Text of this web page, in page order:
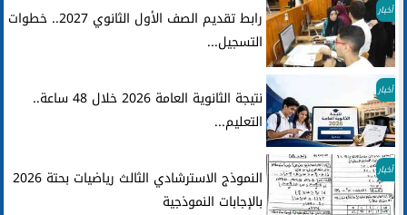
أخبار
رابط تقديم الصف الأول الثانوي 2027.. خطوات
التسجيل...
أخبار
نتيجة الثانوية العامة 2026 خلال 48 ساعة..
التعليم...
أخبار
النموذج الاسترشادي الثالث رياضيات بحتة 2026
بالإجابات النموذجية